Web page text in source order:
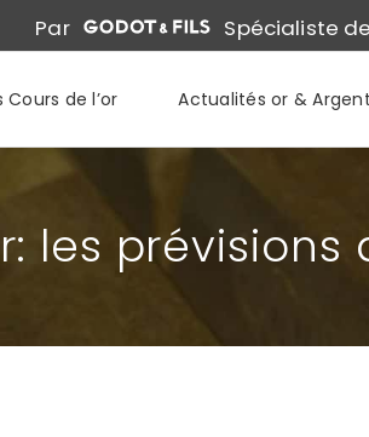
Par Spécialiste
Cours de l’or Actualités or & Argent
les prévisions